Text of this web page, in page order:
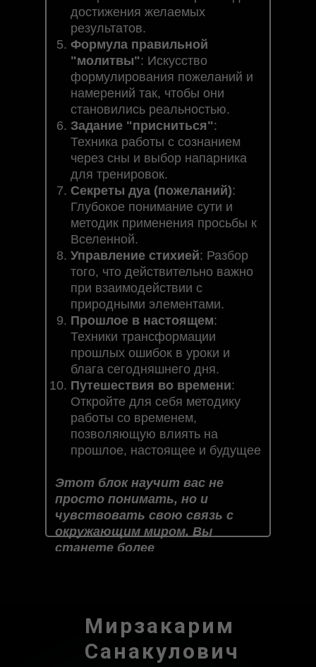
достижения желаемых
результатов.
Формула правильной
"молитвы": Искусство
формулирования пожеланий и
намерений так, чтобы они
становились реальностью.
Задание "присниться":
Техника работы с сознанием
через сны и выбор напарника
для тренировок.
Секреты дуа (пожеланий):
Глубокое понимание сути и
методик применения просьбы к
Вселенной.
Управление стихией: Разбор
того, что действительно важно
при взаимодействии с
природными элементами.
Прошлое в настоящем:
Техники трансформации
прошлых ошибок в уроки и
блага сегодняшнего дня.
Путешествия во времени:
Откройте для себя методику
работы со временем,
позволяющую влиять на
прошлое, настоящее и будущее
Этот блок научит вас не
просто понимать, но и
чувствовать свою связь с
окружающим миром. Вы
станете более
в каждой сфере вашей жизни.
Мирзакарим
Санакулович